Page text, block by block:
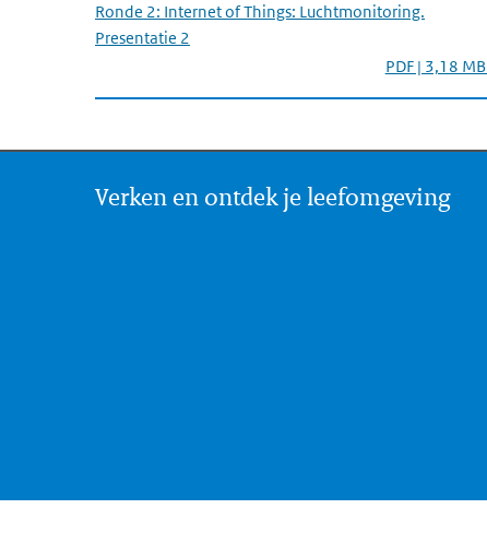
Ronde 2: Internet of Things: Luchtmonitoring.
Presentatie 2
PDF | 3,18 MB
Verken en ontdek je leefomgeving